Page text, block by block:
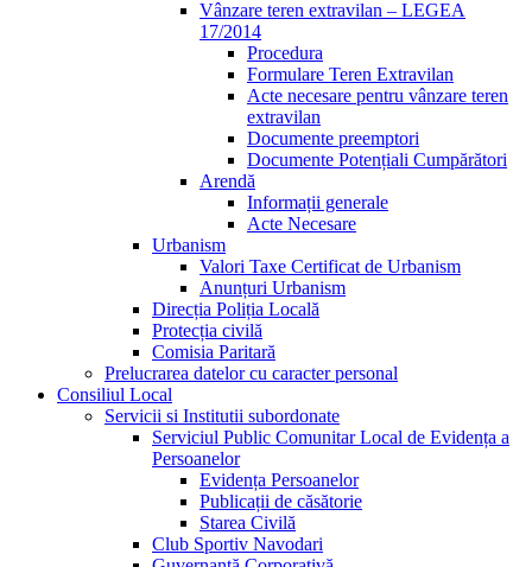
Vânzare teren extravilan – LEGEA
17/2014
Procedura
Formulare Teren Extravilan
Acte necesare pentru vânzare teren
extravilan
Documente preemptori
Documente Potențiali Cumpărători
Arendă
Informații generale
Acte Necesare
Urbanism
Valori Taxe Certificat de Urbanism
Anunțuri Urbanism
Direcția Poliția Locală
Protecția civilă
Comisia Paritară
Prelucrarea datelor cu caracter personal
Consiliul Local
Servicii si Institutii subordonate
Serviciul Public Comunitar Local de Evidența a
Persoanelor
Evidența Persoanelor
Publicații de căsătorie
Starea Civilă
Club Sportiv Navodari